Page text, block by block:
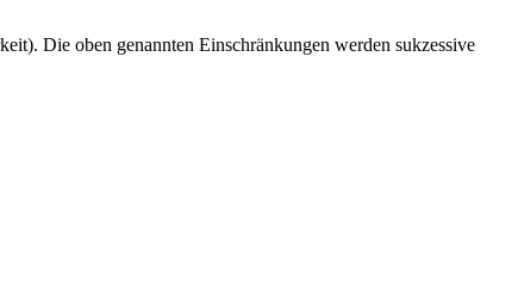
Die oben genannten Einschränkungen werden sukzessive